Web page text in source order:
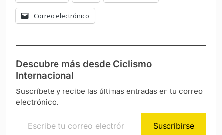
Correo electrónico
Descubre más desde Ciclismo
Internacional
Suscríbete y recibe las últimas entradas en tu correo
electrónico.
Escribe tu correo electrónico…
Suscribirse